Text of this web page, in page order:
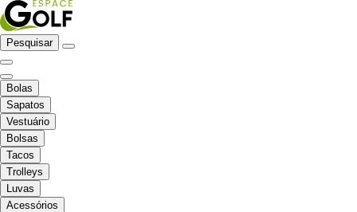
Pesquisar
Bolas
Sapatos
Vestuário
Bolsas
Tacos
Trolleys
Luvas
Acessórios